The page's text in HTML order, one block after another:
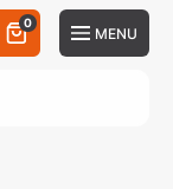
0
MENU